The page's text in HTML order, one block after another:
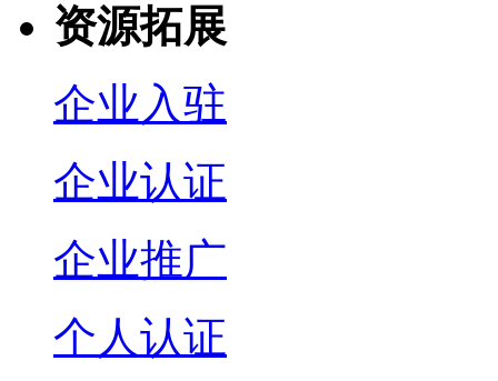
资源拓展
企业入驻
企业认证
企业推广
个人认证